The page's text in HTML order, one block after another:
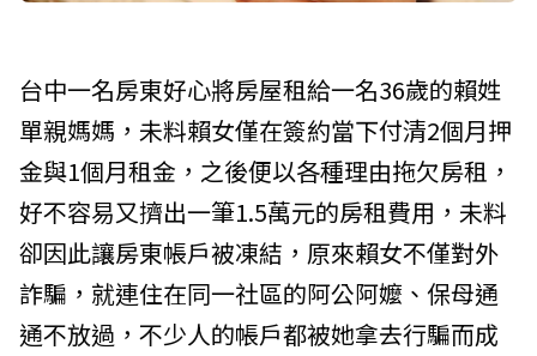
台中一名房東好心將房屋租給一名36歲的賴姓
單親媽媽，未料賴女僅在簽約當下付清2個月押
金與1個月租金，之後便以各種理由拖欠房租，
好不容易又擠出一筆1.5萬元的房租費用，未料
卻因此讓房東帳戶被凍結，原來賴女不僅對外
詐騙，就連住在同一社區的阿公阿嬤、保母通
通不放過，不少人的帳戶都被她拿去行騙而成